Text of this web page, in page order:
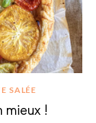
SALÉE
!